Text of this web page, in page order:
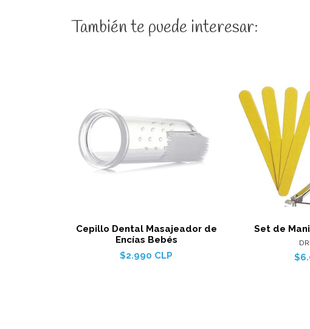
También te puede interesar:
Cepillo Dental Masajeador de
Encías Bebés
$2.990 CLP
Ver detalles
Set de